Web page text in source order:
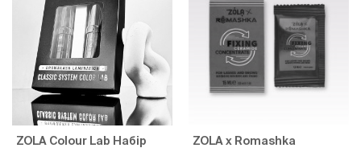
ZOLA Colour Lab Набір
ZOLA x Romashka